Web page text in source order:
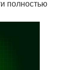
полностью